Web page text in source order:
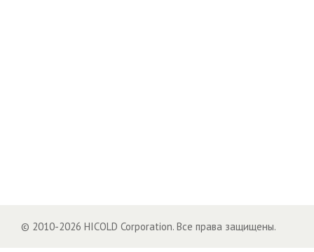
© 2010-2026 HICOLD Corporation. Все права защищены.